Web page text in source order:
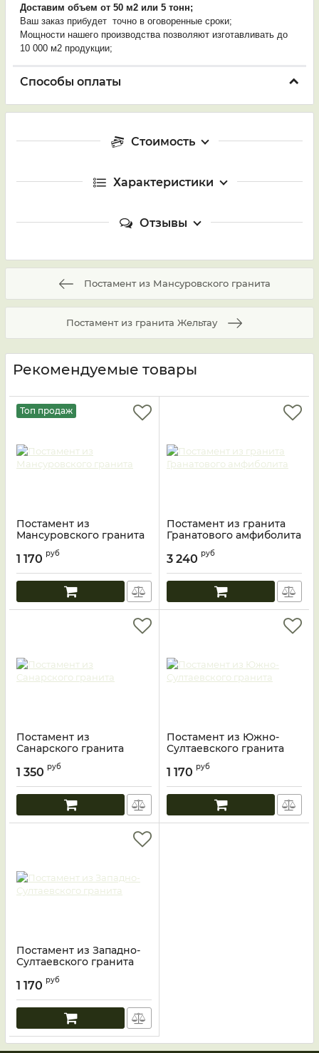
Доставим объем от 50 м2 или 5 тонн;
Ваш заказ прибудет точно в оговоренные сроки;
Мощности нашего производства позволяют изготавливать до
10 000 м2 продукции;
Способы оплаты
Стоимость
Характеристики
Отзывы
Постамент из Мансуровского гранита
Постамент из гранита Жельтау
Рекомендуемые товары
Топ продаж
Постамент из
Мансуровского гранита
1 170 руб
Постамент из гранита
Гранатового амфиболита
3 240 руб
Постамент из
Санарского гранита
1 350 руб
Постамент из Южно-
Султаевского гранита
1 170 руб
Постамент из Западно-
Султаевского гранита
1 170 руб